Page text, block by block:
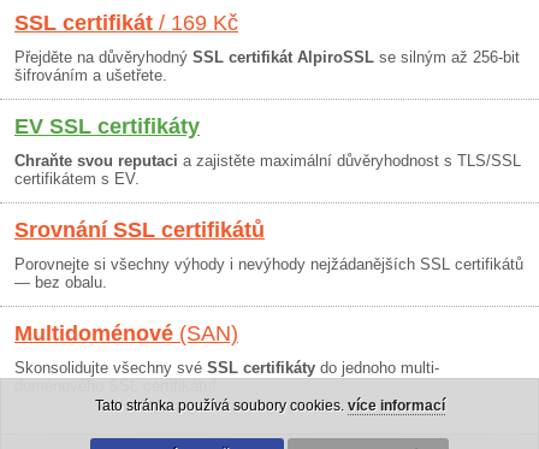
SSL certifikát / 169 Kč
Přejděte na důvěryhodný SSL certifikát AlpiroSSL se silným až 256-bit
šifrováním a ušetřete.
EV SSL certifikáty
Chraňte svou reputaci a zajistěte maximální důvěryhodnost s TLS/SSL
certifikátem s EV.
Srovnání SSL certifikátů
Porovnejte si všechny výhody i nevýhody nejžádanějších SSL certifikátů
— bez obalu.
Multidoménové (SAN)
Skonsolidujte všechny své SSL certifikáty do jednoho multi-
Tato stránka používá soubory cookies. více informací